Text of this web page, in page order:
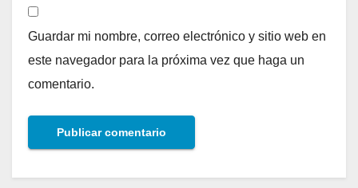
Guardar mi nombre, correo electrónico y sitio web en
este navegador para la próxima vez que haga un
comentario.